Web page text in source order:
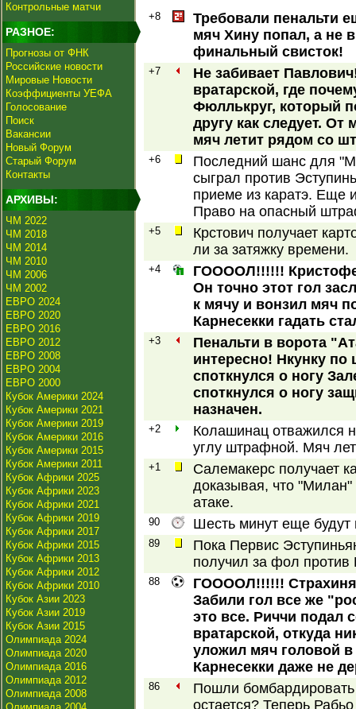
Контрольные матчи
РАЗНОЕ:
Прогнозы от ФНК
Российские новости
Мировые Новости
Коэффициенты УЕФА
Голосование
Поиск
Вакансии
Новый Форум
Старый Форум
Контакты
АРХИВЫ:
ЧМ 2022
ЧМ 2018
ЧМ 2014
ЧМ 2010
ЧМ 2006
ЧМ 2002
ЕВРО 2024
ЕВРО 2020
ЕВРО 2016
ЕВРО 2012
ЕВРО 2008
ЕВРО 2004
ЕВРО 2000
Кубок Америки 2024
Кубок Америки 2021
Кубок Америки 2019
Кубок Америки 2016
Кубок Америки 2015
Кубок Америки 2011
Кубок Африки 2025
Кубок Африки 2023
Кубок Африки 2021
Кубок Африки 2019
Кубок Африки 2017
Кубок Африки 2015
Кубок Африки 2013
Кубок Африки 2012
Кубок Африки 2010
Кубок Азии 2023
Кубок Азии 2019
Кубок Азии 2015
Олимпиада 2024
Олимпиада 2020
Олимпиада 2016
Олимпиада 2012
Олимпиада 2008
+8
Требовали пенальти
мяч Хину попал, а не
финальный свисток!
+7
Не забивает
вратарской, где
Фюллькруг, который
другу как следует. От
мяч летит рядом со
+6
Последний шанс для
сыграл против
приеме из каратэ. Еще
Право на опасный
+5
Крстович получает
ли за затяжку времени.
+4
ГООООЛ!!!!!!
Он точно этот гол
к мячу и вонзил мяч
Карнесекки гадать
+3
Пенальти в ворота
интересно! Нкунку
споткнулся о ногу
споткнулся о ногу
назначен.
+2
Колашинац отважился
углу штрафной. Мяч
+1
Салемакерс получает
доказывая, что
атаке.
90 Шесть минут еще будут
89
Пока Первис
получил за фол
88
ГООООЛ!!!!!!
Забили гол все же
это все. Риччи подал
вратарской, откуда
уложил мяч головой в
Карнесекки даже не
86
Пошли
остается? Теперь